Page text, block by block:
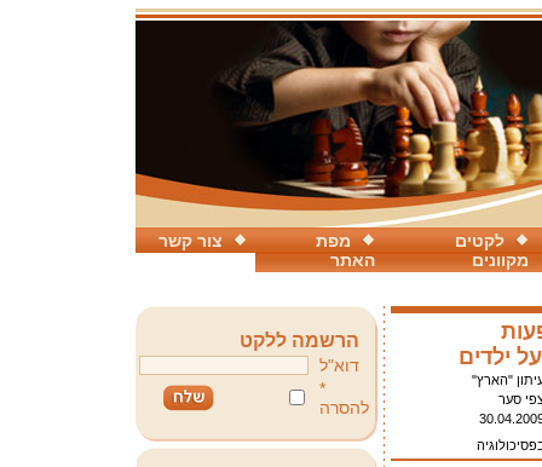
צור קשר
מפת
האתר
לקטים
מקוונים
ילדים
"הארץ"
סער
הרשמה ללקט
דוא"ל
*
להסרה